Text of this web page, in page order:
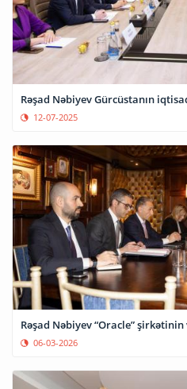
Rəşad Nəbiyev Gürcüstanın
12-07-2025
Rəşad Nəbiyev “Oracle”
06-03-2026